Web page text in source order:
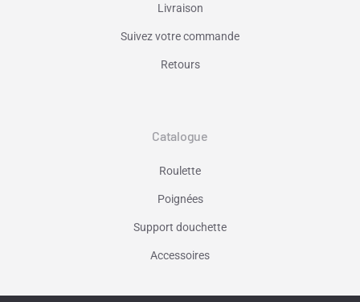
Livraison
Suivez votre commande
Retours
Catalogue
Roulette
Poignées
Support douchette
Accessoires